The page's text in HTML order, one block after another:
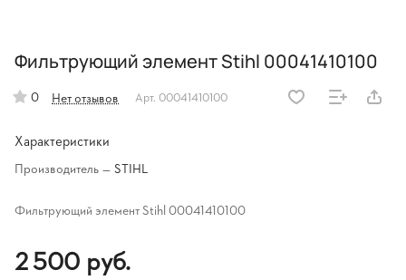
Фильтрующий элемент Stihl 00041410100
0 Нет отзывов Арт. 00041410100
Характеристики
Производитель — STIHL
Фильтрующий элемент Stihl 00041410100
2 500 руб.